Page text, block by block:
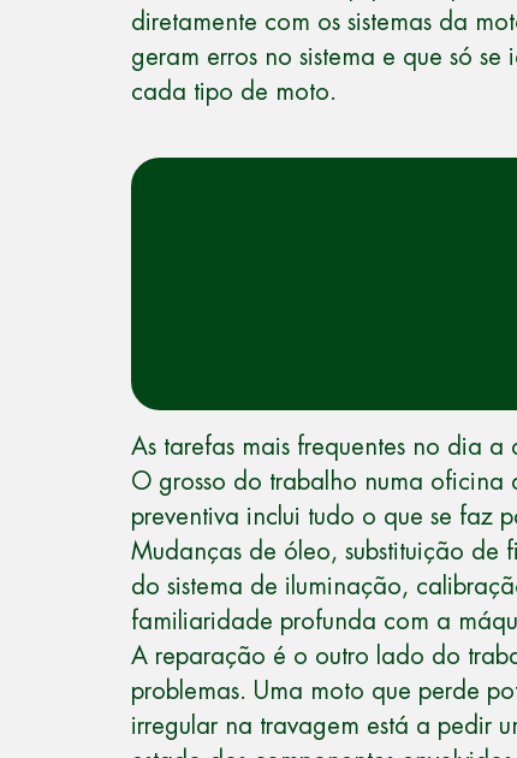
diretamente com os sistemas da
geram erros no sistema e que só
cada tipo de moto.
As tarefas mais frequentes no dia a
O grosso do trabalho numa oficina
preventiva inclui tudo o que se faz
Mudanças de óleo, substituição de
do sistema de iluminação,
familiaridade profunda com a
A reparação é o outro lado do
problemas. Uma moto que perde
irregular na travagem está a pedir